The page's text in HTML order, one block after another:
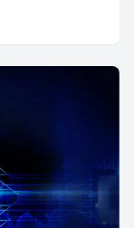
Qualcomm’a
TSMC’nin